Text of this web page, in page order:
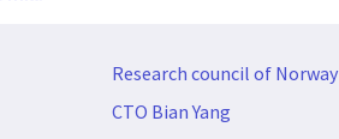
Research council of Norway
CTO Bian Yang